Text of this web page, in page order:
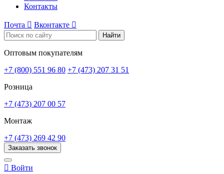
Контакты
Почта  Вконтакте 
Найти
Оптовым покупателям
+7 (800) 551 96 80 +7 (473) 207 31 51
Розница
+7 (473) 207 00 57
Монтаж
+7 (473) 269 42 90
Заказать звонок
 Войти